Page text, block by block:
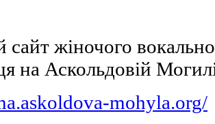
сайт жіночого
на Аскольдовій
mohyla.org/